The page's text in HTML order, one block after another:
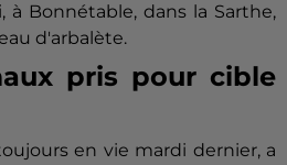
Bonnétable, dans la Sarthe,
d'arbalète.
pris pour cible
en vie mardi dernier, a